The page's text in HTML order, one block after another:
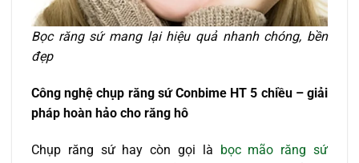
Bọc răng sứ mang lại hiệu quả nhanh chóng, bền
đẹp
Công nghệ chụp răng sứ Conbime HT 5 chiều – giải
pháp hoàn hảo cho răng hô
Chụp răng sứ hay còn gọi là bọc mão răng sứ